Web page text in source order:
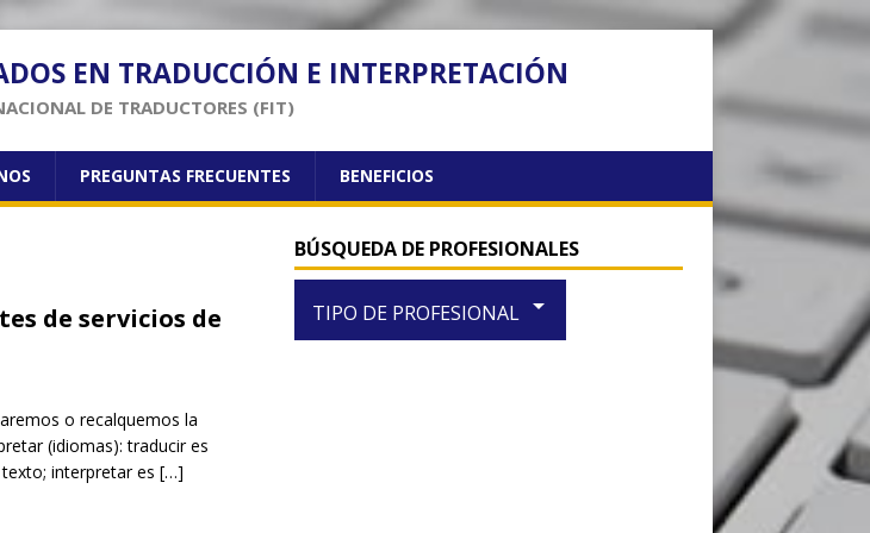
EN TRADUCCIÓN E INTERPRETACIÓN
DE TRADUCTORES (FIT)
PREGUNTAS FRECUENTES BENEFICIOS
de servicios de
o recalquemos la
(idiomas): traducir es
interpretar es […]
BÚSQUEDA DE PROFESIONALES
TIPO DE PROFESIONAL arrow_drop_down